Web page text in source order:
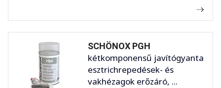
SCHÖNOX PGH
kétkomponensű javítógyanta
esztrichrepedések- és
vakhézagok erőzáró, ...